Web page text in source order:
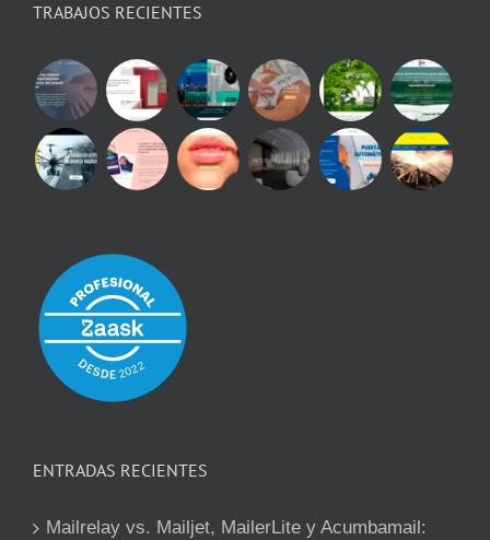
TRABAJOS RECIENTES
ENTRADAS RECIENTES
Mailrelay vs. Mailjet, MailerLite y Acumbamail: